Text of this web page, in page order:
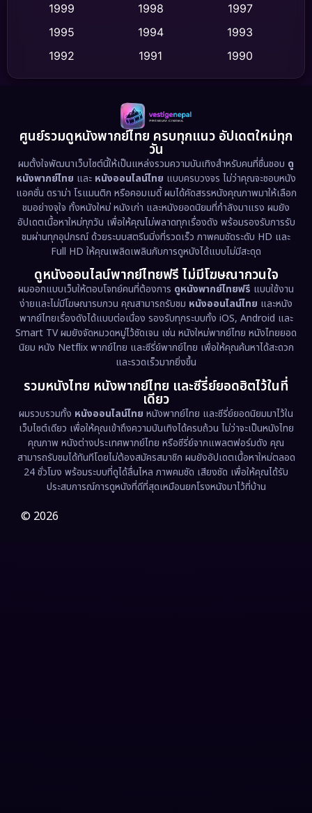
Dance เต้น (10)
Detective สืบสวน (59)
Disaster (13)
Disney+ (5)
Documentary สารคดี (93)
Drama ดราม่า (1,460)
Dystopian (17)
Emotional (61)
Epic มหากาพย์ (218)
Erotic (36)
Family ครอบครัว (363)
Fantasy จินตนาการ (326)
Fiction (9)
Film (57)
Gothic
1999
1998
1997
1995
1994
1993
1992
1991
1990
1989
1988
1986
1983
1978
1974
1962
ศูนย์รวมดูหนังพากย์ไทย ครบทุกแนว อัปเดตใหม่ทุก
วัน
ผมตั้งใจพัฒนาเว็บไซต์นี้ให้เป็นแหล่งรวมความบันเทิงสำหรับคนที่ชื่นชอบ ดู
หนังพากย์ไทย และ หนังออนไลน์ไทย แบบครบวงจร ไม่ว่าคุณจะชอบหนัง
แอคชั่น ดราม่า โรแมนติก หรือคอมเมดี้ ผมได้คัดสรรหนังคุณภาพมาให้เลือก
ชมอย่างจุใจ ทั้งหนังใหม่ หนังเก่า และหนังยอดนิยมที่กำลังมาแรง ผมยัง
อัปเดตเนื้อหาใหม่ทุกวัน เพื่อให้คุณไม่พลาดทุกเรื่องดัง พร้อมรองรับการรับ
ชมผ่านทุกอุปกรณ์ ด้วยระบบสตรีมมิ่งที่รวดเร็ว ภาพคมชัดระดับ HD และ
Full HD ให้คุณเพลิดเพลินกับการดูหนังได้แบบไม่มีสะดุด
ดูหนังออนไลน์พากย์ไทยฟรี ไม่มีโฆษณากวนใจ
ผมออกแบบเว็บให้ตอบโจทย์คนที่ต้องการ ดูหนังพากย์ไทยฟรี แบบใช้งาน
ง่ายและไม่มีโฆษณารบกวน คุณสามารถรับชม หนังออนไลน์ไทย และหนัง
พากย์ไทยเรื่องดังได้แบบต่อเนื่อง รองรับทุกระบบทั้ง iOS, Android และ
Smart TV ผมยังจัดหมวดหมู่ไว้ชัดเจน เช่น หนังใหม่พากย์ไทย หนังไทยยอด
นิยม หนัง Netflix พากย์ไทย และซีรี่ย์พากย์ไทย เพื่อให้คุณค้นหาได้สะดวก
และรวดเร็วมากยิ่งขึ้น
รวมหนังไทย หนังพากย์ไทย และซีรี่ย์ยอดฮิตไว้ในที่
เดียว
ผมรวบรวมทั้ง หนังออนไลน์ไทย หนังพากย์ไทย และซีรี่ย์ยอดนิยมมาไว้ใน
เว็บไซต์เดียว เพื่อให้คุณเข้าถึงความบันเทิงได้ครบถ้วน ไม่ว่าจะเป็นหนังไทย
คุณภาพ หนังต่างประเทศพากย์ไทย หรือซีรี่ย์จากแพลตฟอร์มดัง คุณ
สามารถรับชมได้ทันทีโดยไม่ต้องสมัครสมาชิก ผมยังอัปเดตเนื้อหาใหม่ตลอด
24 ชั่วโมง พร้อมระบบที่ดูได้ลื่นไหล ภาพคมชัด เสียงชัด เพื่อให้คุณได้รับ
ประสบการณ์การดูหนังที่ดีที่สุดเหมือนยกโรงหนังมาไว้ที่บ้าน
© 2026